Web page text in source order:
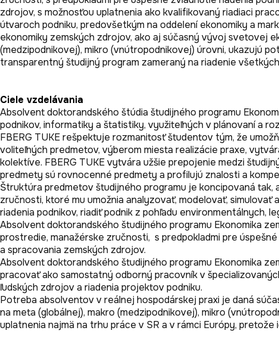
zdrojov, s možnosťou uplatnenia ako kvalifikovaný riadiaci
útvaroch podniku, predovšetkým na oddelení ekonomiky a
ekonomiky zemských zdrojov, ako aj súčasný vývoj svetovej
(medzipodnikovej), mikro (vnútropodnikovej) úrovni, ukazujú
transparentný študijný program zameraný na riadenie
Ciele vzdelávania
Absolvent doktorandského štúdia študijného programu
podnikov, informatiky a štatistiky, využiteľných v plánovaní a
FBERG TUKE rešpektuje rozmanitosť študentov tým, že
voliteľných predmetov, výberom miesta realizácie praxe,
kolektíve. FBERG TUKE vytvára užšie prepojenie medzi
predmety sú rovnocenné predmety a profilujú znalosti a
Štruktúra predmetov študijného programu je koncipovaná
zručnosti, ktoré mu umožnia analyzovať, modelovať,
riadenia podnikov, riadiť podnik z pohľadu environmentálnych,
Absolvent doktorandského študijného programu Ekonomika
prostredie, manažérske zručnosti,  s predpokladmi pre
a spracovania zemských zdrojov.
Absolvent doktorandského študijného programu Ekonomika
pracovať ako samostatný odborný pracovník v
ľudských zdrojov a riadenia projektov podniku.
Potreba absolventov v reálnej hospodárskej praxi je daná
na meta (globálnej), makro (medzipodnikovej), mikro